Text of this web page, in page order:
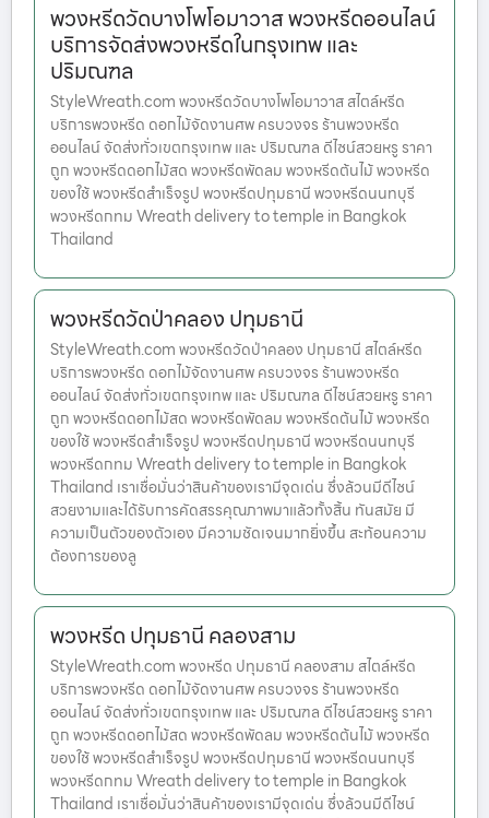
พวงหรีดวัดบางโพโอมาวาส พวงหรีดออนไลน์
บริการจัดส่งพวงหรีดในกรุงเทพ และ
ปริมณฑล
StyleWreath.com พวงหรีดวัดบางโพโอมาวาส สไตล์หรีด
บริการพวงหรีด ดอกไม้จัดงานศพ ครบวงจร ร้านพวงหรีด
ออนไลน์ จัดส่งทั่วเขตกรุงเทพ และ ปริมณฑล ดีไซน์สวยหรู ราคา
ถูก พวงหรีดดอกไม้สด พวงหรีดพัดลม พวงหรีดต้นไม้ พวงหรีด
ของใช้ พวงหรีดสำเร็จรูป พวงหรีดปทุมธานี พวงหรีดนนทบุรี
พวงหรีดกทม Wreath delivery to temple in Bangkok
Thailand
พวงหรีดวัดป่าคลอง ปทุมธานี
StyleWreath.com พวงหรีดวัดป่าคลอง ปทุมธานี สไตล์หรีด
บริการพวงหรีด ดอกไม้จัดงานศพ ครบวงจร ร้านพวงหรีด
ออนไลน์ จัดส่งทั่วเขตกรุงเทพ และ ปริมณฑล ดีไซน์สวยหรู ราคา
ถูก พวงหรีดดอกไม้สด พวงหรีดพัดลม พวงหรีดต้นไม้ พวงหรีด
ของใช้ พวงหรีดสำเร็จรูป พวงหรีดปทุมธานี พวงหรีดนนทบุรี
พวงหรีดกทม Wreath delivery to temple in Bangkok
Thailand เราเชื่อมั่นว่าสินค้าของเรามีจุดเด่น ซึ่งล้วนมีดีไซน์
สวยงามและได้รับการคัดสรรคุณภาพมาแล้วทั้งสิ้น ทันสมัย มี
ความเป็นตัวของตัวเอง มีความชัดเจนมากยิ่งขึ้น สะท้อนความ
ต้องการของลู
พวงหรีด ปทุมธานี คลองสาม
StyleWreath.com พวงหรีด ปทุมธานี คลองสาม สไตล์หรีด
บริการพวงหรีด ดอกไม้จัดงานศพ ครบวงจร ร้านพวงหรีด
ออนไลน์ จัดส่งทั่วเขตกรุงเทพ และ ปริมณฑล ดีไซน์สวยหรู ราคา
ถูก พวงหรีดดอกไม้สด พวงหรีดพัดลม พวงหรีดต้นไม้ พวงหรีด
ของใช้ พวงหรีดสำเร็จรูป พวงหรีดปทุมธานี พวงหรีดนนทบุรี
พวงหรีดกทม Wreath delivery to temple in Bangkok
Thailand เราเชื่อมั่นว่าสินค้าของเรามีจุดเด่น ซึ่งล้วนมีดีไซน์